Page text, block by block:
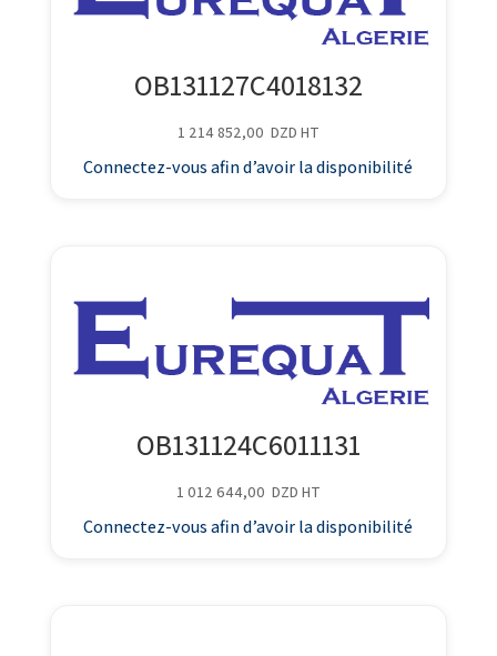
OB131127C4018132
1 214 852,00 DZD HT
Connectez-vous afin d’avoir la disponibilité
OB131124C6011131
1 012 644,00 DZD HT
Connectez-vous afin d’avoir la disponibilité